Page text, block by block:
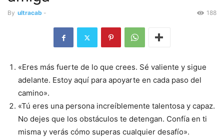
By ultracab - 188
«Eres más fuerte de lo que crees. Sé valiente y sigue
adelante. Estoy aquí para apoyarte en cada paso del
camino».
«Tú eres una persona increíblemente talentosa y capaz.
No dejes que los obstáculos te detengan. Confía en ti
misma y verás cómo superas cualquier desafío».